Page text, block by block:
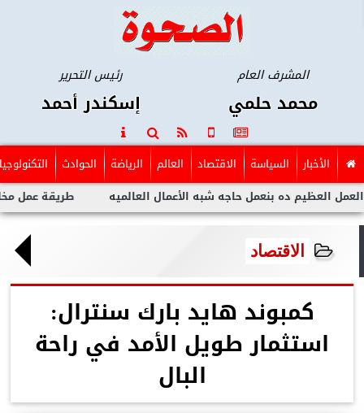
المشرف العام
محمد حلمي
رئيس التحرير
إسكندر أحمد
الأخبار السياسة الاقتصاد العالم الرياضة الحوادث التكنولوجيا
طريقة عمل مخلل الجزر ده بنعمل حاجه شبه الأعمال العالميه
الاقتصاد
كمبوند هايد بارك سنترال:
استثمار طويل الأمد في راحة
البال